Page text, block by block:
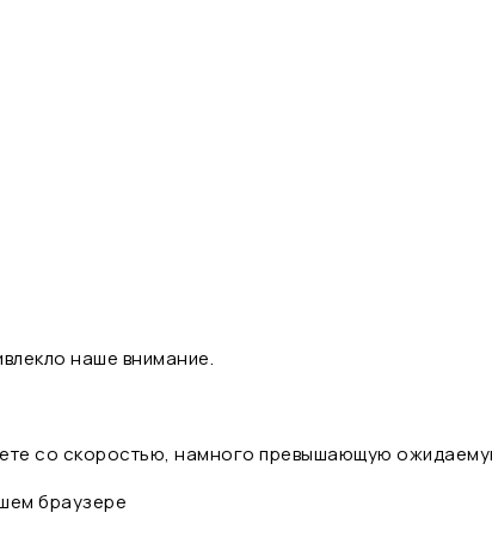
наше внимание.
со скоростью, намного превышающую
браузере